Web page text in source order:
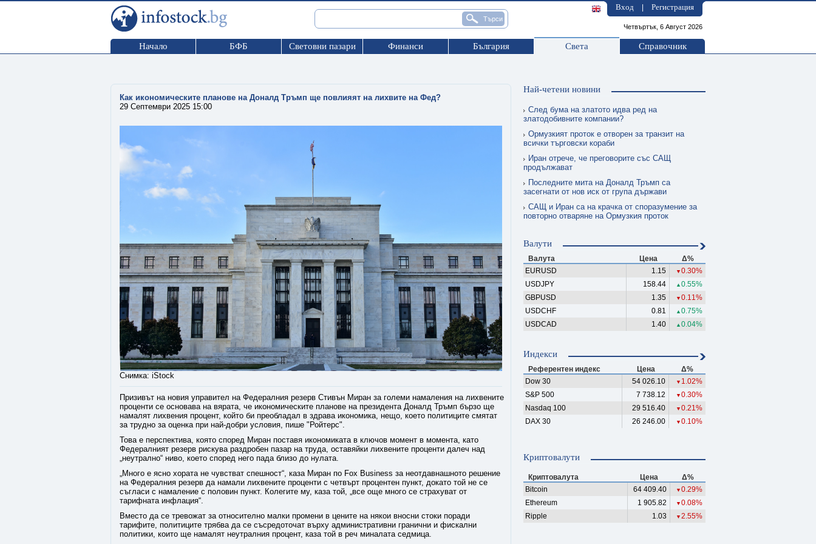
Вход Регистрация
Четвъртък, 6 Август 2026
Начало БФБ Световни пазари Финанси България Света Справочник
Как икономическите планове на Доналд Тръмп ще повлияят на лихвите на Фед?
29 Септември 2025 15:00
Снимка: iStock
Призивът на новия управител на Федералния резерв Стивън Миран за големи намаления на лихвените
проценти се основава на вярата, че икономическите планове на президента Доналд Тръмп бързо ще
намалят лихвения процент, който би преобладал в здрава икономика, нещо, което политиците смятат
за трудно за оценка при най-добри условия, пише "Ройтерс".
Това е перспектива, която според Миран поставя икономиката в ключов момент в момента, като
Федералният резерв рискува раздробен пазар на труда, оставяйки лихвените проценти далеч над
„неутрално“ ниво, което според него пада близо до нулата.
„Много е ясно хората не чувстват спешност“, каза Миран по Fox Business за неотдавнашното решение
на Федералния резерв да намали лихвените проценти с четвърт процентен пункт, докато той не се
съгласи с намаление с половин пункт. Колегите му, каза той, „все още много се страхуват от
тарифната инфлация“.
Вместо да се тревожат за относително малки промени в цените на някои вносни стоки поради
тарифите, политиците трябва да се съсредоточат върху административни гранични и фискални
политики, които ще намалят неутралния процент, каза той в реч миналата седмица.
Най-четени новини
След бума на златото идва ред на
златодобивните компании?
Ормузкият проток е отворен за транзит на
всички търговски кораби
Иран отрече, че преговорите със САЩ
продължават
Последните мита на Доналд Тръмп са
засегнати от нов иск от група държави
САЩ и Иран са на крачка от споразумение за
повторно отваряне на Ормузкия проток
Валути
Валута Цена
Δ%
EURUSD
1.15 ▼ 0.30%
USDJPY
158.44 ▲ 0.55%
GBPUSD
1.35 ▼ 0.11%
USDCHF
0.81 ▲ 0.75%
USDCAD
1.40 ▲ 0.04%
Индекси
Референтен индекс Цена
Δ%
Dow 30
54 026.10 ▼ 1.02%
S&P 500
7 738.12 ▼ 0.30%
Nasdaq 100
29 516.40 ▼ 0.21%
DAX 30
26 246.00 ▼ 0.10%
Криптовалути
Криптовалута Цена
Δ%
Bitcoin
64 409.40 ▼ 0.29%
Ethereum
1 905.82 ▼ 0.08%
Ripple
1.03 ▼ 2.55%